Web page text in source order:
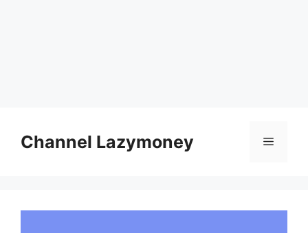
contentChannel Lazymoney Menu